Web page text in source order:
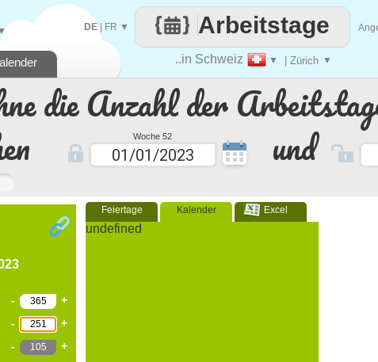
die Anzahl der
Woche 52 und
- +
- +
- +
Feiertage Kalender Excel
undefined
..in Schweiz ▼ | Zürich ▼
Arbeitstage
DE| FR ▼